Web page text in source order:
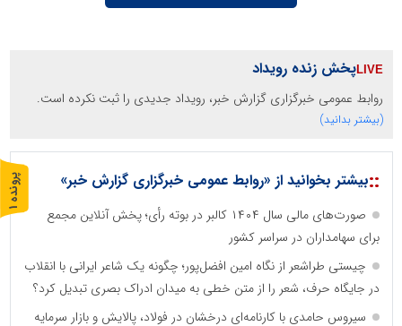
پخش زنده رویداد
روابط عمومی خبرگزاری گزارش خبر، رویداد جدیدی را ثبت نکرده است.
(بیشتر بدانید)
::بیشتر بخوانید از «روابط عمومی خبرگزاری گزارش خبر»
صورت‌های مالی سال ۱۴۰۴ کالبر در بوته رأی؛ پخش آنلاین مجمع
برای سهامداران در سراسر کشور
چیستی طراشعر از نگاه امین افضل‌پور؛ چگونه یک شاعر ایرانی با انقلاب
در جایگاه حرف، شعر را از متن خطی به میدان ادراک بصری تبدیل کرد؟
سیروس حامدی با کارنامه‌ای درخشان در فولاد، پالایش و بازار سرمایه
پ
ر
و
ن
د
ه
1